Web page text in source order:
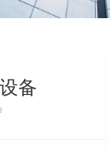
备